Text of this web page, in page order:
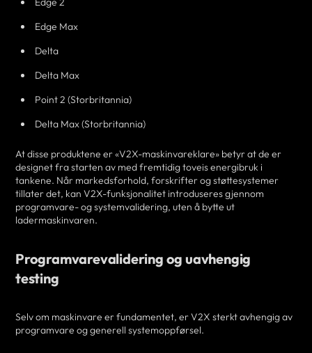
Edge Max
Delta
Delta Max
Point 2 (Storbritannia)
Delta Max (Storbritannia)
At disse produktene er «V2X-maskinvareklare» betyr at de er
designet fra starten av med fremtidig toveis energibruk i
tankene. Når markedsforhold, forskrifter og støttesystemer
tillater det, kan V2X-funksjonalitet introduseres gjennom
programvare- og systemvalidering, uten å bytte ut
ladermaskinvaren.
Programvarevalidering og uavhengig
testing
Selv om maskinvare er fundamentet, er V2X sterkt avhengig av
programvare og generell systemoppførsel.